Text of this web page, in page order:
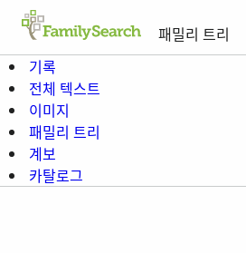
패밀리 트리
기록
전체 텍스트
이미지
패밀리 트리
계보
카탈로그